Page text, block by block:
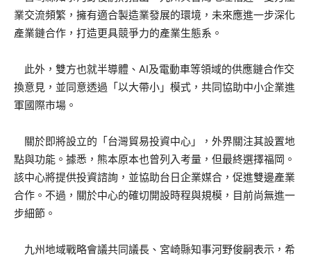
業交流頻繁，擁有適合製造業發展的環境，未來應進一步深化
產業鏈合作，打造更具競爭力的產業生態系。
此外，雙方也就半導體、AI及電動車等領域的供應鏈合作交
換意見，並同意透過「以大帶小」模式，共同協助中小企業進
軍國際市場。
關於即將設立的「台灣貿易投資中心」，外界關注其設置地
點與功能。據悉，熊本原本也曾列入考量，但最終選擇福岡。
該中心將提供投資諮詢，並協助台日企業媒合，促進雙邊產業
合作。不過，關於中心的確切開設時程與規模，目前尚無進一
步細節。
九州地域戰略會議共同議長、宮崎縣知事河野俊嗣表示，希